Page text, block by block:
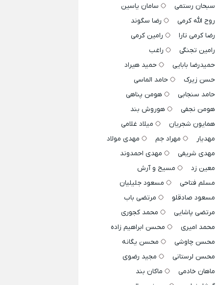
سبحان رستمی
سامان یاسین
روح الله کرمی
رضا سگوند
رضا کرمی تارا
رامین کرمی
رامین تجنگی
راغب
حمیدرضا بابایی
حمید هیراد
حسن زیرک
حامد الماسی
حامد سنجابی
هومن پناهی
هومن نجفی
هوروش بند
همایون شجریان
میلاد غلامی
مهدیار
مهراد جم
مهدی مولاد
مهدی شریفی
مهدی احمدوند
معین زد
مسیح و آرش
مسلم فتاحی
مسعود جلیلیان
مسعود صادقلو
مرتضی باب
مرتضی پاشایی
محمد کجوری
محمد امیری
محسن ابراهیم زاده
محسن چاوشی
محسن یگانه
محسن لرستانی
مجید رضوی
ماهان خادمی
ماکان بند